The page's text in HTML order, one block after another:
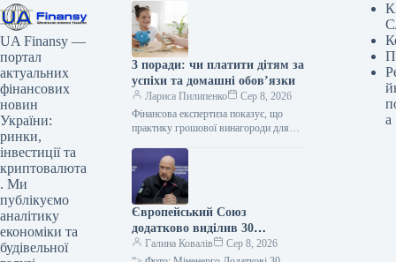
UA Finansy —
портал
актуальних
фінансових
новин
України:
ринки,
інвестиції та
криптовалюта
. Ми
публікуємо
аналітику
економіки та
будівельної
3 поради: чи платити дітям за
успіхи та домашні обов’язки
Лариса Пилипенко
Сер 8, 2026
Фінансова експертиза показує, що
практику грошової винагороди для
виконання побутових обов’язків
застосовують чимало батьків…
Європейський Союз
додатково виділив 30
мільйонів євро до Фонду для
Галина Ковалів
Сер 8, 2026
а